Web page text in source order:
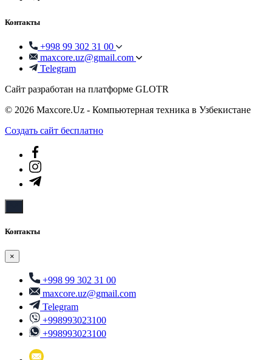
Контакты
+998 99 302 31 00
maxcore.uz@gmail.com
Telegram
Сайт разработан на платформе GLOTR
© 2026 Maxcore.Uz - Компьютерная техника в Узбекистане
Создать cайт бесплатно
Контакты
×
+998 99 302 31 00
maxcore.uz@gmail.com
Telegram
+998993023100
+998993023100